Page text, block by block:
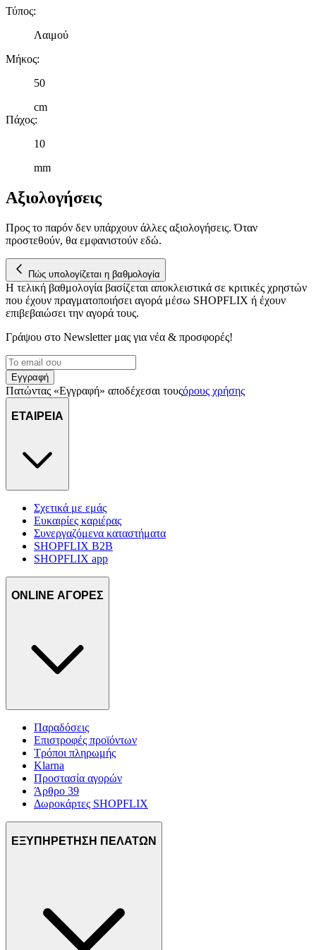
Τύπος:
Λαιμού
Μήκος:
50
cm
Πάχος:
10
mm
Αξιολογήσεις
Προς το παρόν δεν υπάρχουν άλλες αξιολογήσεις. Όταν
προστεθούν, θα εμφανιστούν εδώ.
Πώς υπολογίζεται η βαθμολογία
Η τελική βαθμολογία βασίζεται αποκλειστικά σε κριτικές χρηστών
που έχουν πραγματοποιήσει αγορά μέσω SHOPFLIX ή έχουν
επιβεβαιώσει την αγορά τους.
Γράψου στο Νewsletter μας για νέα & προσφορές!
Εγγραφή
Πατώντας «Εγγραφή» αποδέχεσαι τουςόρους χρήσης
ΕΤΑΙΡΕΙΑ
Σχετικά με εμάς
Ευκαιρίες καριέρας
Συνεργαζόμενα καταστήματα
SHOPFLIX B2B
SHOPFLIX app
ONLINE ΑΓΟΡΕΣ
Παραδόσεις
Επιστροφές προϊόντων
Τρόποι πληρωμής
Klarna
Προστασία αγορών
Άρθρο 39
Δωροκάρτες SHOPFLIX
ΕΞΥΠΗΡΕΤΗΣΗ ΠΕΛΑΤΩΝ